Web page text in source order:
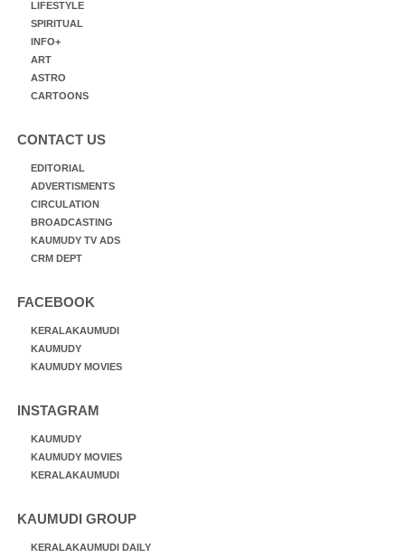
LIFESTYLE
SPIRITUAL
INFO+
ART
ASTRO
CARTOONS
CONTACT US
EDITORIAL
ADVERTISMENTS
CIRCULATION
BROADCASTING
KAUMUDY TV ADS
CRM DEPT
FACEBOOK
KERALAKAUMUDI
KAUMUDY
KAUMUDY MOVIES
INSTAGRAM
KAUMUDY
KAUMUDY MOVIES
KERALAKAUMUDI
KAUMUDI GROUP
KERALAKAUMUDI DAILY